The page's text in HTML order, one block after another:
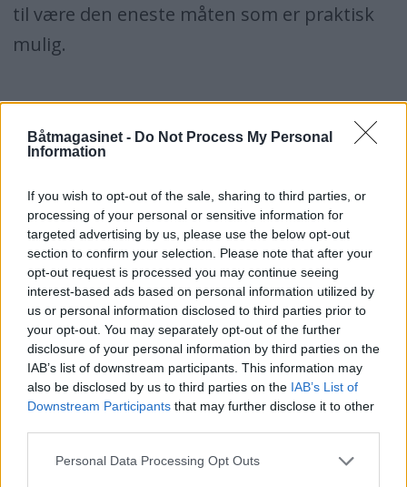
Båtmagasinet - Do Not Process My Personal
Information
If you wish to opt-out of the sale, sharing to third parties, or
processing of your personal or sensitive information for
targeted advertising by us, please use the below opt-out
section to confirm your selection. Please note that after your
opt-out request is processed you may continue seeing
interest-based ads based on personal information utilized by
us or personal information disclosed to third parties prior to
your opt-out. You may separately opt-out of the further
disclosure of your personal information by third parties on the
IAB’s list of downstream participants. This information may
also be disclosed by us to third parties on the IAB’s List of
Downstream Participants that may further disclose it to other
Personal Data Processing Opt Outs
til være den eneste måten som er praktisk
mulig.
BÅTER BM BLADARKIV
BAUGPROPELL
PROPELL